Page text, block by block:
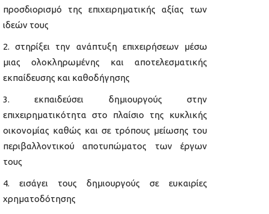
προσδιορισμό της επιχειρηματικής αξίας των
ιδεών τους
στηρίξει την ανάπτυξη επιχειρήσεων μέσω
μιας ολοκληρωμένης και αποτελεσματικής
εκπαίδευσης και καθοδήγησης
εκπαιδεύσει δημιουργούς στην
επιχειρηματικότητα στο πλαίσιο της κυκλικής
οικονομίας καθώς και σε τρόπους μείωσης του
περιβαλλοντικού αποτυπώματος των έργων
τους
εισάγει τους δημιουργούς σε ευκαιρίες
χρηματοδότησης